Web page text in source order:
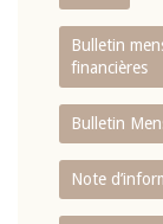
Bulletin
financières
Bulletin
Note